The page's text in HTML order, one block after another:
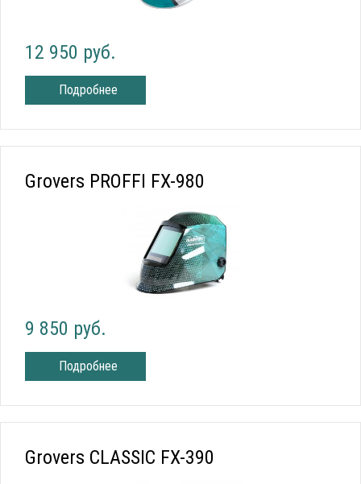
12 950 руб.
Подробнее
Grovers PROFFI FX-980
9 850 руб.
Подробнее
Grovers CLASSIC FX-390